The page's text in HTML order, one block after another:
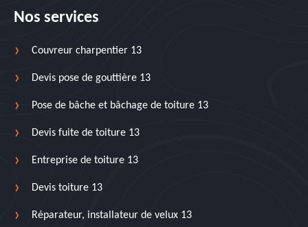
Nos services
Couvreur charpentier 13
Devis pose de gouttière 13
Pose de bâche et bâchage de toiture 13
Devis fuite de toiture 13
Entreprise de toiture 13
Devis toiture 13
Réparateur, installateur de velux 13